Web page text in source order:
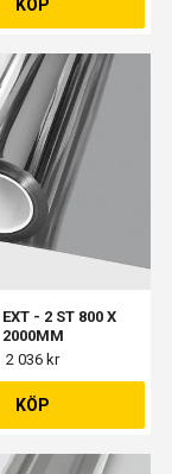
KÖP
- 2 ST 800 X
2000MM
2 036 kr
KÖP